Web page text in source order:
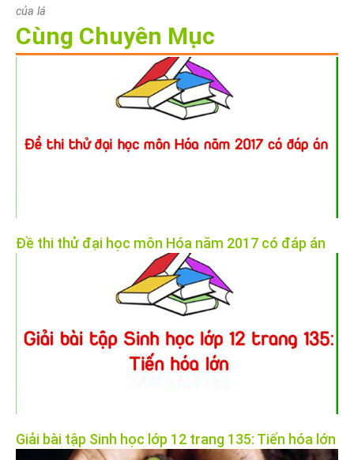
của lá
Cùng Chuyên Mục
Đề thi thử đại học môn Hóa năm 2017 có đáp án
Giải bài tập Sinh học lớp 12 trang 135: Tiến hóa lớn